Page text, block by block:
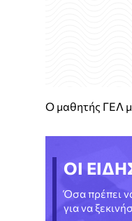
Ο μαθητής ΓΕΛ
ΟΙ
Όσα πρέπει
για να